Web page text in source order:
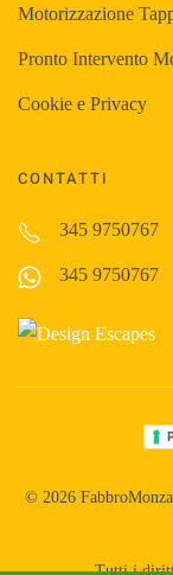
Motorizzazione
Pronto Intervento
Cookie e Privacy
CONTATTI
345 9750767
345 9750767
© 2026
Tutti i